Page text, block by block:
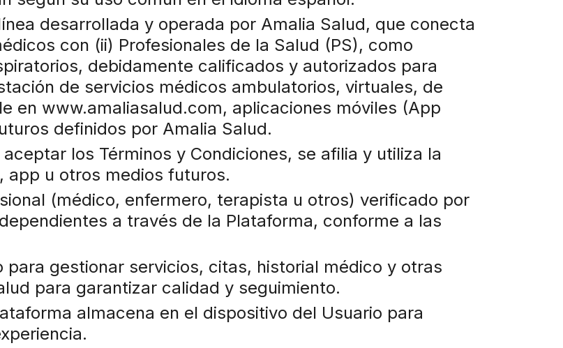
desarrollada y operada por Amalia Salud, que conecta
con (ii) Profesionales de la Salud (PS), como
debidamente calificados y autorizados para
de servicios médicos ambulatorios, virtuales, de
en www.amaliasalud.com, aplicaciones móviles (App
definidos por Amalia Salud.
los Términos y Condiciones, se afilia y utiliza la
app u otros medios futuros.
(médico, enfermero, terapista u otros) verificado por
a través de la Plataforma, conforme a las
para gestionar servicios, citas, historial médico y otras
para garantizar calidad y seguimiento.
almacena en el dispositivo del Usuario para